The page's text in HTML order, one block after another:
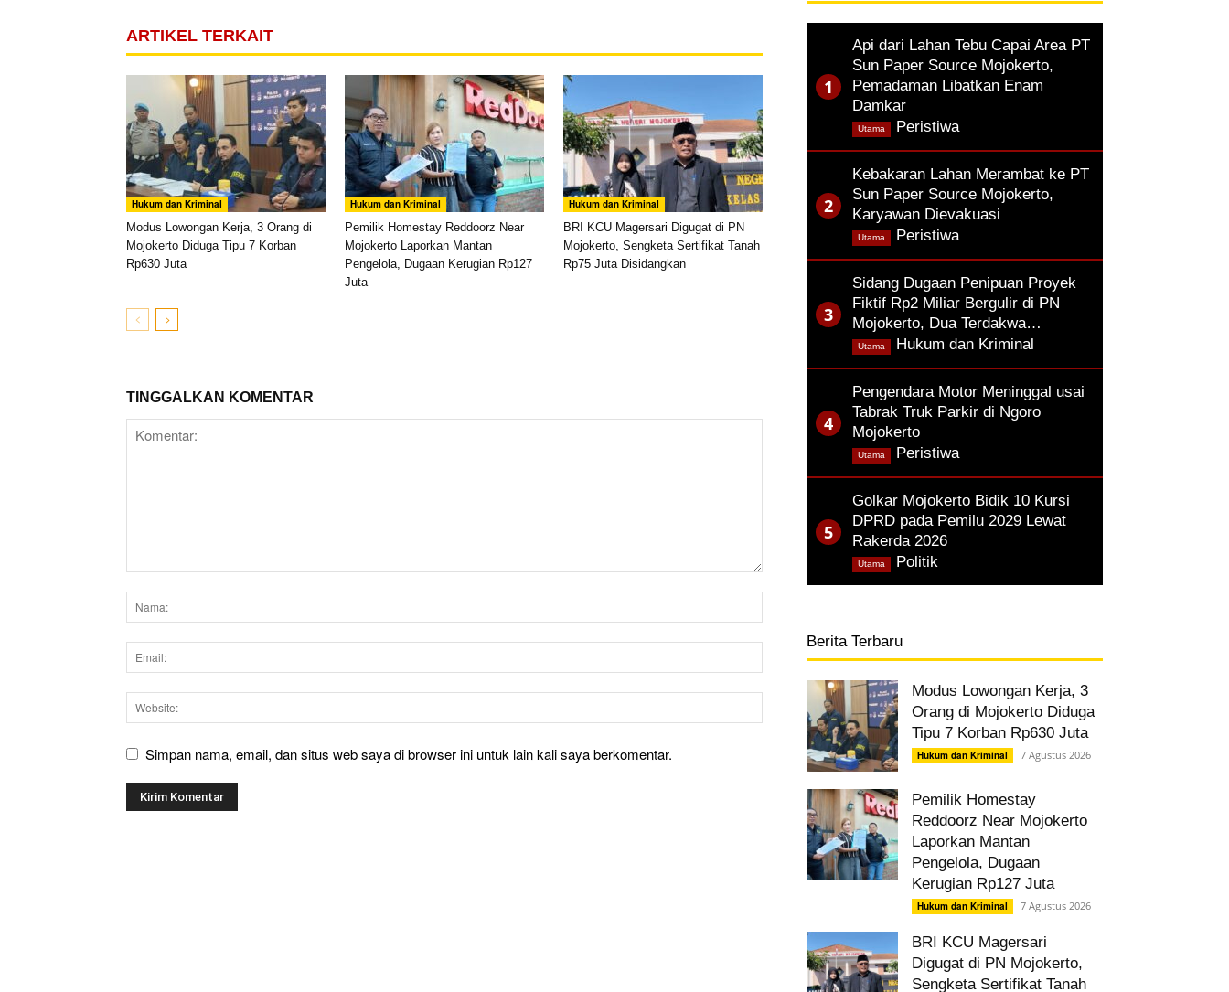
ARTIKEL TERKAIT
Hukum dan Kriminal
Modus Lowongan Kerja, 3 Orang di
Mojokerto Diduga Tipu 7 Korban
Rp630 Juta
Hukum dan Kriminal
Pemilik Homestay Reddoorz Near
Mojokerto Laporkan Mantan
Pengelola, Dugaan Kerugian Rp127
Juta
Hukum dan Kriminal
BRI KCU Magersari Digugat di PN
Mojokerto, Sengketa Sertifikat Tanah
Rp75 Juta Disidangkan
TINGGALKAN KOMENTAR
Simpan nama, email, dan situs web saya di browser ini untuk lain kali saya berkomentar.
Api dari Lahan Tebu Capai Area PT
Sun Paper Source Mojokerto,
Pemadaman Libatkan Enam
Damkar
Peristiwa,
Utama
Kebakaran Lahan Merambat ke PT
Sun Paper Source Mojokerto,
Karyawan Dievakuasi
Peristiwa,
Utama
Sidang Dugaan Penipuan Proyek
Fiktif Rp2 Miliar Bergulir di PN
Mojokerto, Dua Terdakwa…
Hukum dan Kriminal
Utama
Pengendara Motor Meninggal usai
Tabrak Truk Parkir di Ngoro
Mojokerto
Peristiwa,
Utama
Golkar Mojokerto Bidik 10 Kursi
DPRD pada Pemilu 2029 Lewat
Rakerda 2026
Politik
Utama
Berita Terbaru
Modus Lowongan Kerja, 3
Orang di Mojokerto Diduga
Tipu 7 Korban Rp630 Juta
Hukum dan Kriminal 7 Agustus 2026
Pemilik Homestay
Reddoorz Near Mojokerto
Laporkan Mantan
Pengelola, Dugaan
Kerugian Rp127 Juta
Hukum dan Kriminal 7 Agustus 2026
BRI KCU Magersari
Digugat di PN Mojokerto,
Sengketa Sertifikat Tanah